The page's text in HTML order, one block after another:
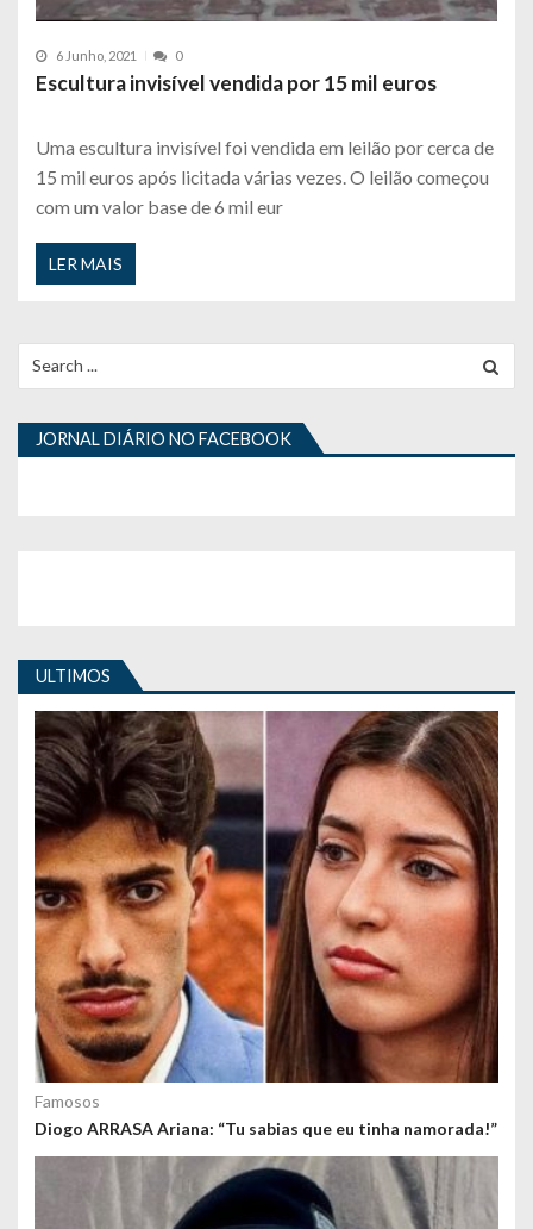
6 Junho, 2021 0
Escultura invisível vendida por 15 mil euros
Uma escultura invisível foi vendida em leilão por cerca de
15 mil euros após licitada várias vezes. O leilão começou
com um valor base de 6 mil eur
LER MAIS
for:
JORNAL DIÁRIO NO FACEBOOK
ULTIMOS
Famosos
Diogo ARRASA Ariana: “Tu sabias que eu tinha namorada!”